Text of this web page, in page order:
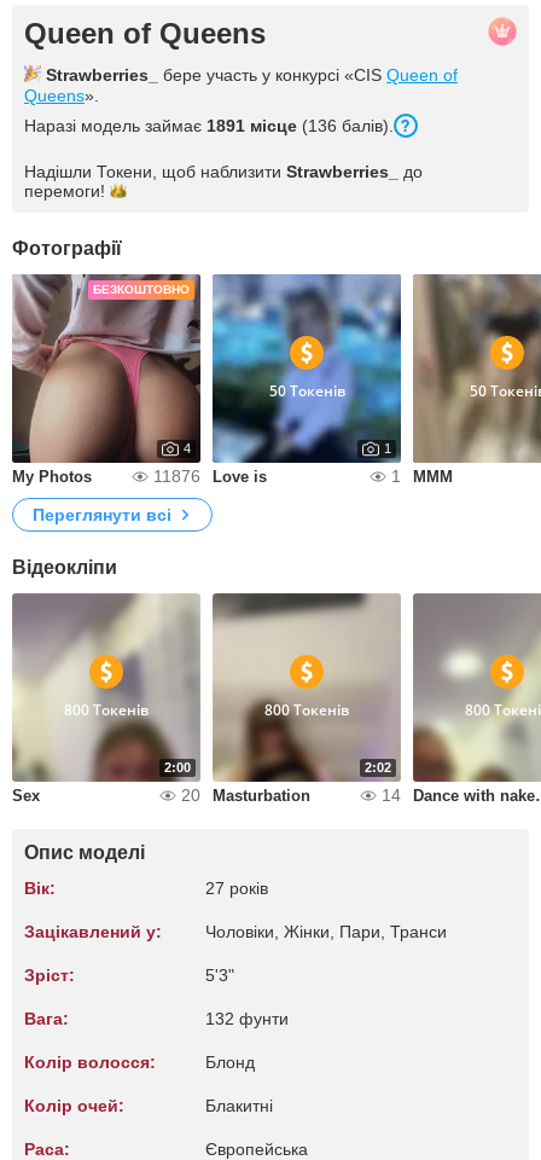
Queen of Queens
Strawberries_ бере участь у конкурсі «CIS Queen of
Queens».
Наразі модель займає 1891 місце (136 балів).
Надішли Токени, щоб наблизити Strawberries_
до
перемоги!
Фотографії
БЕЗКОШТОВНО
4
My Photos 11876
50 Токенів
1
Love is 1
50
MMM
Переглянути всі
Відеокліпи
2:00
800 Токенів
Sex 20
2:02
800 Токенів
Masturbation 14
800
Опис моделі
Вік: 27 років
Зацікавлений у: Чоловіки, Жiнки, Пари, Транси
Зріст: 5'3"
Вага: 132 фунти
Колір волосся: Блонд
Колір очей: Блакитні
Раса: Європейська